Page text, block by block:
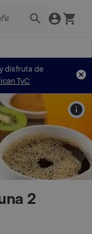
y disfruta de
TyC
2